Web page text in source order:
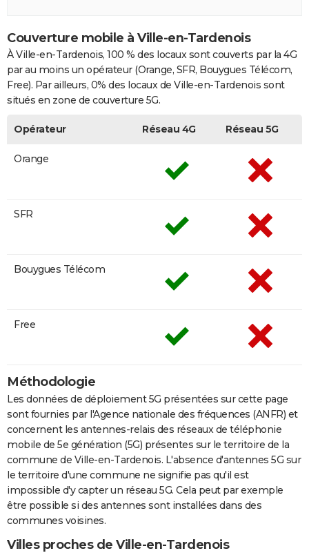
Couverture mobile à Ville-en-Tardenois
À Ville-en-Tardenois, 100 % des locaux sont couverts par la 4G
par au moins un opérateur (Orange, SFR, Bouygues Télécom,
Free). Par ailleurs, 0% des locaux de Ville-en-Tardenois sont
situés en zone de couverture 5G.
Opérateur Réseau 4G Réseau 5G
Orange
SFR
Bouygues Télécom
Free
Méthodologie
Les données de déploiement 5G présentées sur cette page
sont fournies par l'Agence nationale des fréquences (ANFR) et
concernent les antennes-relais des réseaux de téléphonie
mobile de 5e génération (5G) présentes sur le territoire de la
commune de Ville-en-Tardenois. L'absence d'antennes 5G sur
le territoire d'une commune ne signifie pas qu'il est
impossible d'y capter un réseau 5G. Cela peut par exemple
être possible si des antennes sont installées dans des
communes voisines.
Villes proches de Ville-en-Tardenois